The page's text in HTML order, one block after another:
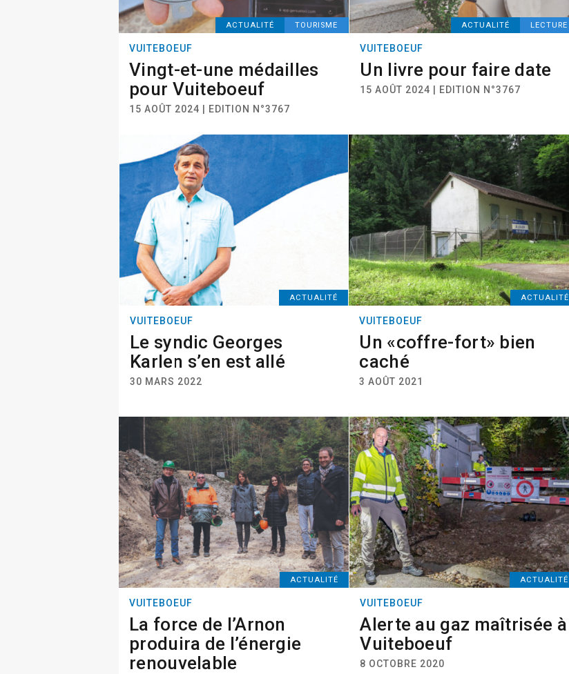
ACTUALITÉ TOURISME
VUITEBOEUF
Vingt-et-une médailles
pour Vuiteboeuf
15 AOÛT 2024 | EDITION N°3767
ACTUALITÉ LECTURE
VUITEBOEUF
Un livre pour faire date
15 AOÛT 2024 | EDITION N°3767
ACTUALITÉ
VUITEBOEUF
Le syndic Georges
Karlen s’en est allé
30 MARS 2022
ACTUALITÉ
VUITEBOEUF
Un «coffre-fort» bien
caché
3 AOÛT 2021
ACTUALITÉ
VUITEBOEUF
La force de l’Arnon
produira de l’énergie
renouvelable
ACTUALITÉ
VUITEBOEUF
Alerte au gaz maîtrisée à
Vuiteboeuf
8 OCTOBRE 2020